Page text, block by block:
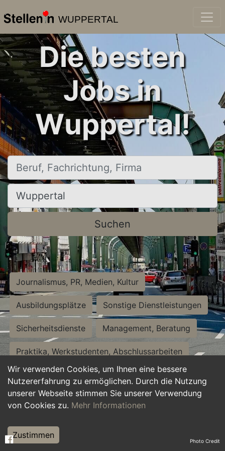
WUPPERTAL
Wir verwenden Cookies, um Ihnen eine bessere
Nutzererfahrung zu ermöglichen. Durch die Nutzung
unserer Webseite stimmen Sie unserer Verwendung
von Cookies zu. Mehr Informationen
Zustimmen
Die besten
Jobs in
Wuppertal!
Beruf, Fachrichtung, Firma
Ort, Stadt
Suchen
Journalismus, PR, Medien, Kultur
Ausbildungsplätze Sonstige Dienstleistungen
Sicherheitsdienste Management, Beratung
Praktika, Werkstudenten, Abschlussarbeiten
Personalwesen Assistenz, Sekretariat
Hilfskräfte, Aushilfs- und Nebenjobs
Weiterbildung, Studium, duale Ausbildung Photo Credit